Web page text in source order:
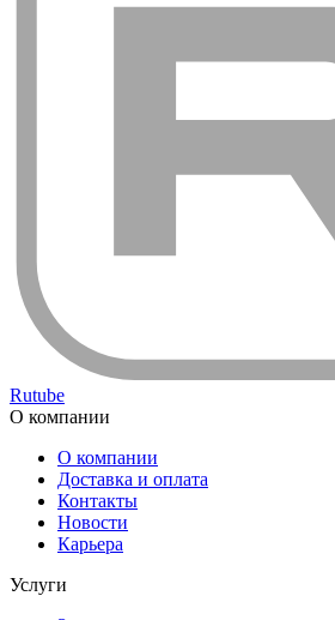
Rutube
О компании
О компании
Доставка и оплата
Контакты
Новости
Карьера
Услуги